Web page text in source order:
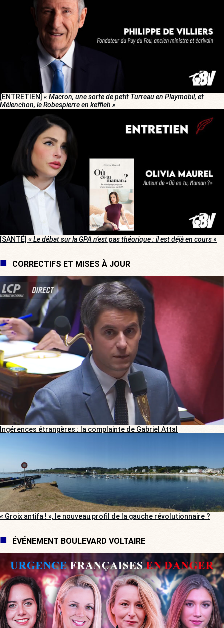
[ENTRETIEN] « Macron, une sorte de petit Turreau en Playmobil, et
Mélenchon, le Robespierre en keffieh »
[SANTÉ] « Le débat sur la GPA n’est pas théorique : il est déjà en cours »
CORRECTIFS ET MISES À JOUR
Ingérences étrangères : la complainte de Gabriel Attal
« Groix antifa ! », le nouveau profil de la gauche révolutionnaire ?
ÉVÉNEMENT BOULEVARD VOLTAIRE